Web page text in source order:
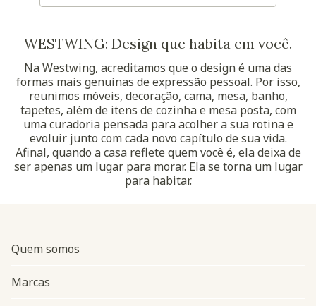
WESTWING: Design que habita em você.
Na Westwing, acreditamos que o design é uma das
formas mais genuínas de expressão pessoal. Por isso,
reunimos móveis, decoração, cama, mesa, banho,
tapetes, além de itens de cozinha e mesa posta, com
uma curadoria pensada para acolher a sua rotina e
evoluir junto com cada novo capítulo de sua vida.
Afinal, quando a casa reflete quem você é, ela deixa de
ser apenas um lugar para morar. Ela se torna um lugar
para habitar.
Quem somos
Marcas